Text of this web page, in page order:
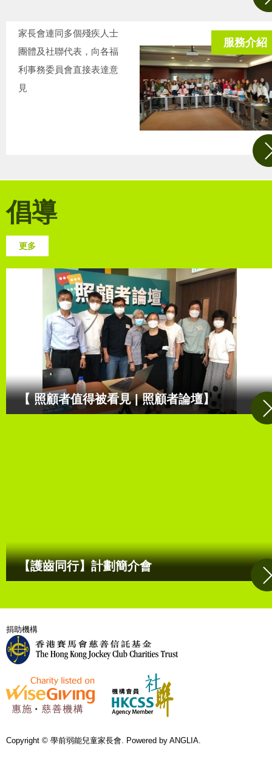
家長會連同多個殘疾人士
團體及社聯代表，向各福
利事務委員會直接表達意
見
服務介紹
倡導
更多
【 照顧者值得被看見 | 照顧者論壇】
【護齒同行】計劃簡介會
捐助機構
Copyright © 學前弱能兒童家長會. Powered by ANGLIA.